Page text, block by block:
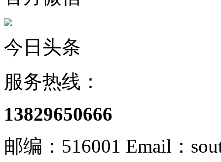
今日头条
服务热线：
13829650666
邮编：516001 Email：